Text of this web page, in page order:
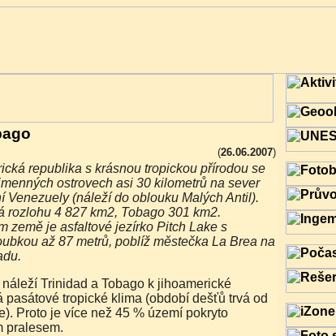
(26.06.2007)
ostrovech asi 30 kilometrů na sever
Venezuely (náleží do oblouku Malých Antil).
rozlohu 4 827 km2, Tobago 301 km2.
země je asfaltové jezírko Pitch Lake s
až 87 metrů, poblíž městečka La Brea na
pasátové tropické klima (období dešťů trvá od
Proto je více než 45 % území pokryto
pralesem.